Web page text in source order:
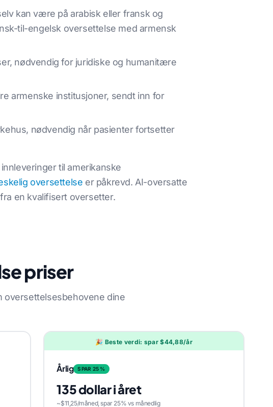
kan være på arabisk eller fransk og
til-engelsk oversettelse med armensk
nødvendig for juridiske og humanitære
armenske institusjoner, sendt inn for
nødvendig når pasienter fortsetter
til amerikanske
oversettelse er påkrevd. AI-oversatte
en kvalifisert oversetter.
priser
oversettelsesbehovene dine
🎉 Beste verdi: spar $44,88/år
Årlig SPAR 25 %
135 dollar i året
~$11,25/måned, spar 25% vs månedlig